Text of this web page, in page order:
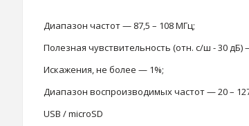
Диапазон частот — 87,5 – 108 МГц;
Полезная чувствительность (отн. с/ш - 30 дБ)
Искажения, не более — 1%;
Диапазон воспроизводимых частот — 20 –
USB / microSD